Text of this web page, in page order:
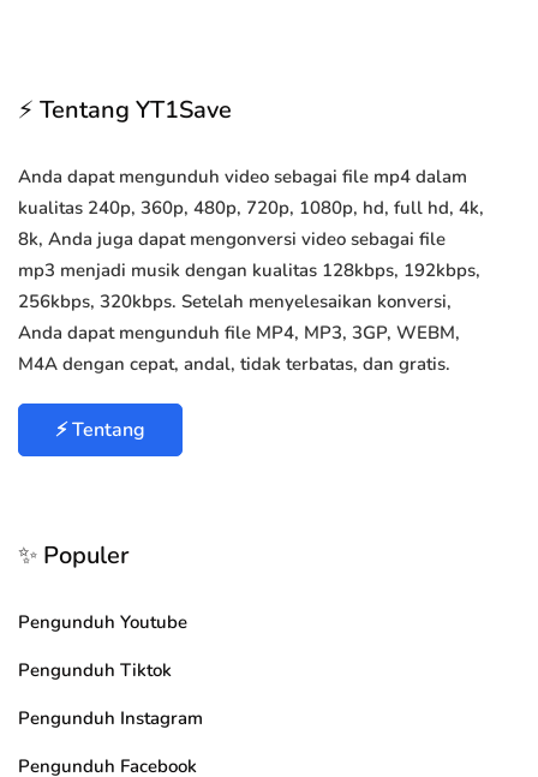
⚡ Tentang YT1Save
Anda dapat mengunduh video sebagai file mp4 dalam
kualitas 240p, 360p, 480p, 720p, 1080p, hd, full hd, 4k,
8k, Anda juga dapat mengonversi video sebagai file
mp3 menjadi musik dengan kualitas 128kbps, 192kbps,
256kbps, 320kbps. Setelah menyelesaikan konversi,
Anda dapat mengunduh file MP4, MP3, 3GP, WEBM,
M4A dengan cepat, andal, tidak terbatas, dan gratis.
⚡ Tentang
✨ Populer
Pengunduh Youtube
Pengunduh Tiktok
Pengunduh Instagram
Pengunduh Facebook